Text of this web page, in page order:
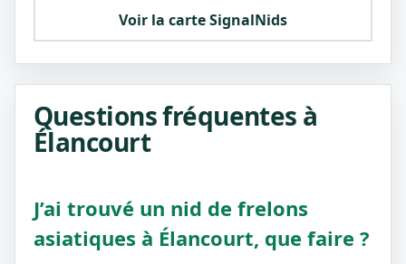
Voir la carte SignalNids
Questions fréquentes à
Élancourt
J’ai trouvé un nid de frelons
asiatiques à Élancourt, que faire ?